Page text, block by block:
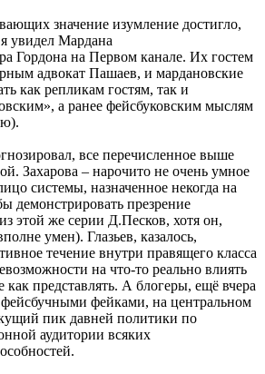
значение изумление достигло,
увидел Мардана
Гордона на Первом канале. Их гостем
адвокат Пашаев, и мардановские
как репликам гостям, так и
а ранее фейсбуковским мыслям
все перечисленное выше
Захарова – нарочито не очень умное
системы, назначенное некогда на
демонстрировать презрение
этой же серии Д.Песков, хотя он,
умен). Глазьев, казалось,
течение внутри правящего класса
на что-то реально влиять
как представлять. А блогеры, ещё вчера
фейками, на центральном
пик давней политики по
аудитории всяких